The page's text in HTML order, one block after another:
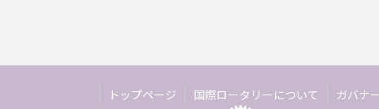
トップページ 国際ロータリーについて ガバナ